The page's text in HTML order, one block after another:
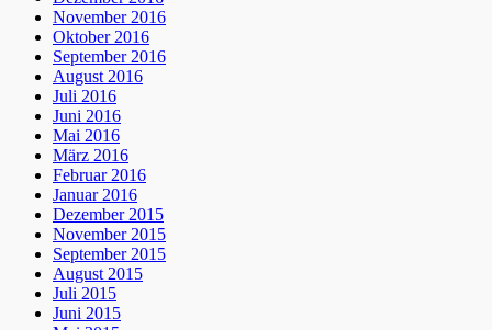
November 2016
Oktober 2016
September 2016
August 2016
Juli 2016
Juni 2016
Mai 2016
März 2016
Februar 2016
Januar 2016
Dezember 2015
November 2015
September 2015
August 2015
Juli 2015
Juni 2015